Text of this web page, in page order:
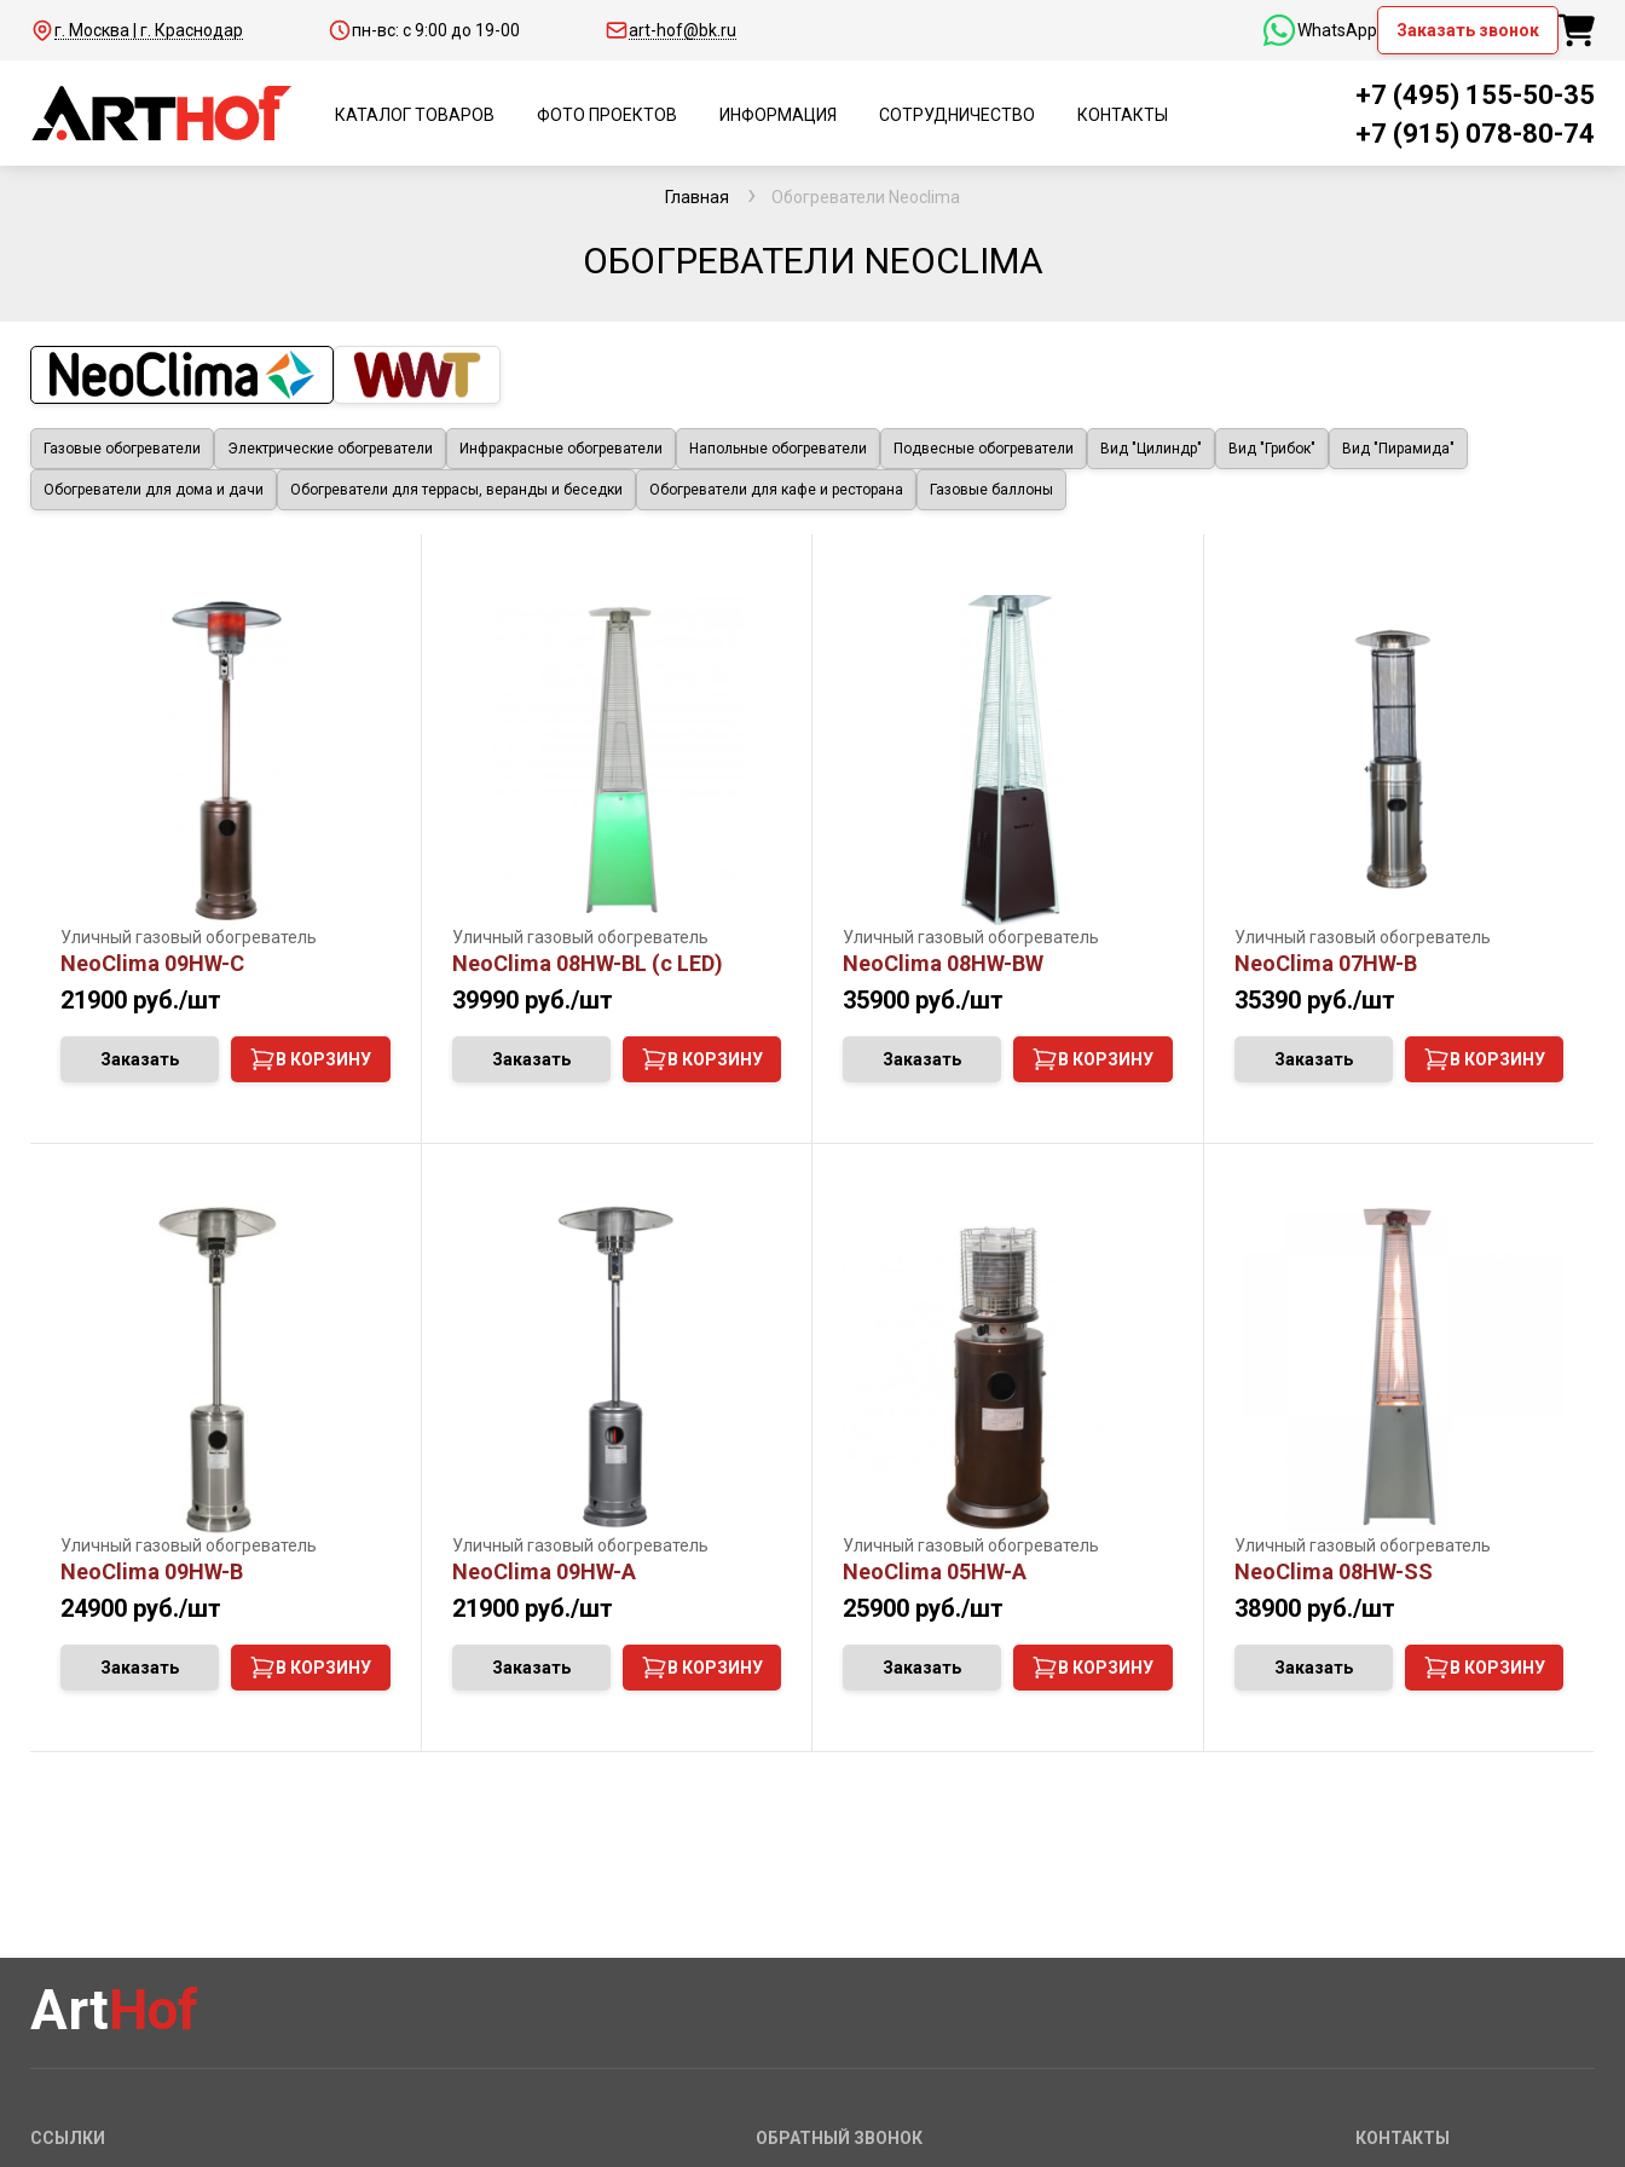
г. Москва | г. Краснодар пн-вс: с 9:00 до 19-00 art-hof@bk.ru WhatsApp Заказать звонок
КАТАЛОГ ТОВАРОВ ФОТО ПРОЕКТОВ ИНФОРМАЦИЯ СОТРУДНИЧЕСТВО КОНТАКТЫ
+7 (495) 155-50-35
+7 (915) 078-80-74
Главная Обогреватели Neoclima
ОБОГРЕВАТЕЛИ NEOCLIMA
Газовые обогреватели Электрические обогреватели Инфракрасные обогреватели Напольные обогреватели Подвесные обогреватели Вид "Цилиндр" Вид "Грибок" Вид "Пирамида"
Обогреватели для дома и дачи Обогреватели для террасы, веранды и беседки Обогреватели для кафе и ресторана Газовые баллоны
Уличный газовый обогреватель
NeoClima 09HW-С
21900 руб./шт
Заказать В КОРЗИНУ
Уличный газовый обогреватель
NeoClima 08HW-BL (c LED)
39990 руб./шт
Заказать В КОРЗИНУ
Уличный газовый обогреватель
NeoClima 08HW-BW
35900 руб./шт
Заказать В КОРЗИНУ
Уличный газовый обогреватель
NeoClima 07HW-B
35390 руб./шт
Заказать В КОРЗИНУ
Уличный газовый обогреватель
NeoClima 09HW-B
24900 руб./шт
Заказать В КОРЗИНУ
Уличный газовый обогреватель
NeoClima 09HW-A
21900 руб./шт
Заказать В КОРЗИНУ
Уличный газовый обогреватель
NeoClima 05HW-A
25900 руб./шт
Заказать В КОРЗИНУ
Уличный газовый обогреватель
NeoClima 08HW-SS
38900 руб./шт
Заказать В КОРЗИНУ
ArtHof
ССЫЛКИ ОБРАТНЫЙ ЗВОНОК КОНТАКТЫ